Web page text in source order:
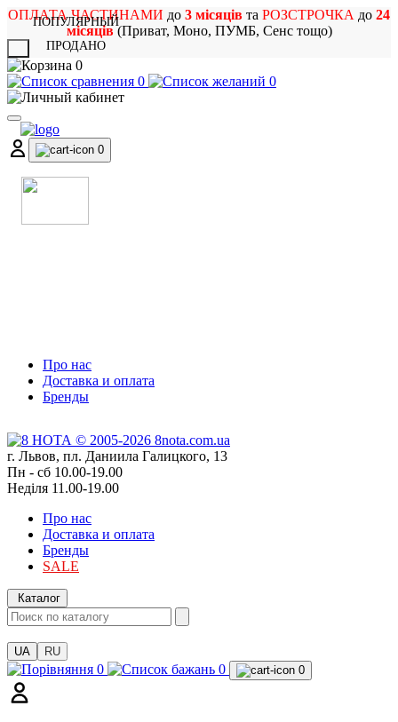
ОПЛАТА ЧАСТИНАМИ до 3 місяців та РОЗСТРОЧКА до 24
місяців(Приват, Моно, ПУМБ, Сенс тощо)
0
0
0
0
Про нас
Доставка и оплата
Бренды
г. Львов, пл. Даниила Галицкого, 13
Пн - сб 10.00-19.00
Неділя 11.00-19.00
Про нас
Доставка и оплата
Бренды
SALE
Каталог
UA RU
0 0 0
ПОПУЛЯРНЫЙ
ПРОДАНО